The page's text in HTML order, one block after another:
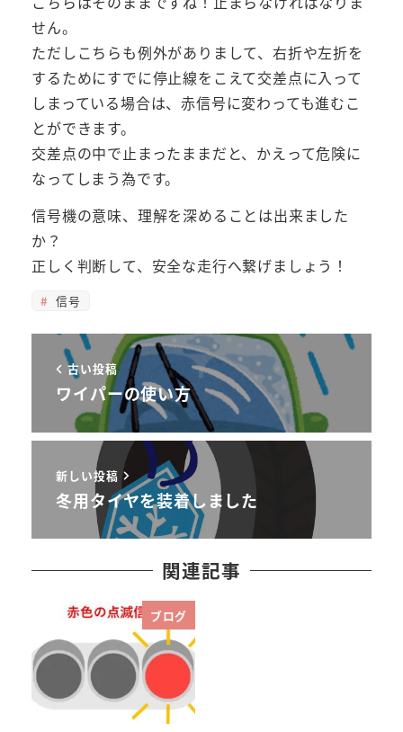
せん。
ただしこちらも例外がありまして、右折や左折を
するためにすでに停止線をこえて交差点に入って
しまっている場合は、赤信号に変わっても進むこ
とができます。
交差点の中で止まったままだと、かえって危険に
なってしまう為です。
信号機の意味、理解を深めることは出来ました
か？
正しく判断して、安全な走行へ繋げましょう！
信号
古い投稿
ワイパーの使い方
新しい投稿
冬用タイヤを装着しました
関連記事
ブログ